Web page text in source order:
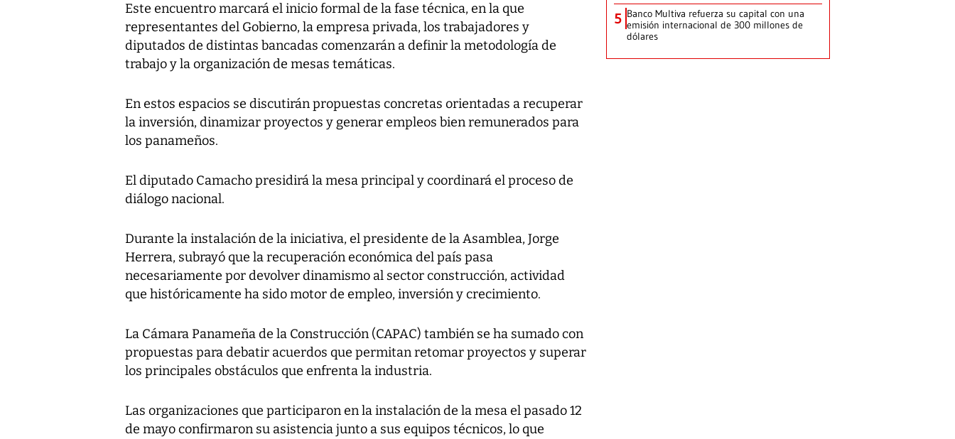
Este encuentro marcará el inicio formal de la fase técnica, en la que
representantes del Gobierno, la empresa privada, los trabajadores y
diputados de distintas bancadas comenzarán a definir la metodología de
trabajo y la organización de mesas temáticas.
En estos espacios se discutirán propuestas concretas orientadas a recuperar
la inversión, dinamizar proyectos y generar empleos bien remunerados para
los panameños.
El diputado Camacho presidirá la mesa principal y coordinará el proceso de
diálogo nacional.
Durante la instalación de la iniciativa, el presidente de la Asamblea, Jorge
Herrera, subrayó que la recuperación económica del país pasa
necesariamente por devolver dinamismo al sector construcción, actividad
que históricamente ha sido motor de empleo, inversión y crecimiento.
La Cámara Panameña de la Construcción (CAPAC) también se ha sumado con
propuestas para debatir acuerdos que permitan retomar proyectos y superar
los principales obstáculos que enfrenta la industria.
Las organizaciones que participaron en la instalación de la mesa el pasado 12
de mayo confirmaron su asistencia junto a sus equipos técnicos, lo que
5 Banco Multiva refuerza su capital con una
emisión internacional de 300 millones de
dólares